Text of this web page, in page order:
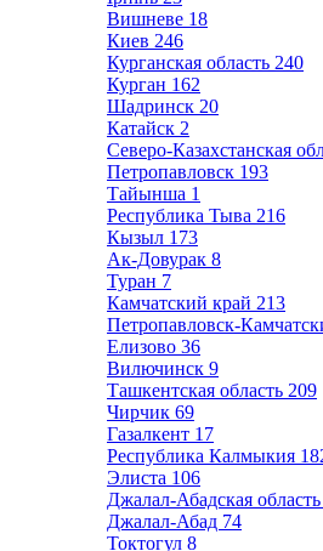
Вишневе 18
Киев 246
Курганская область 240
Курган 162
Шадринск 20
Катайск 2
Северо-Казахстанская
Петропавловск 193
Тайынша 1
Республика Тыва 216
Кызыл 173
Ак-Довурак 8
Туран 7
Камчатский край 213
Петропавловск-
Елизово 36
Вилючинск 9
Ташкентская область 209
Чирчик 69
Газалкент 17
Республика Калмыкия
Элиста 106
Джалал-Абадская область
Джалал-Абад 74
Токтогул 8